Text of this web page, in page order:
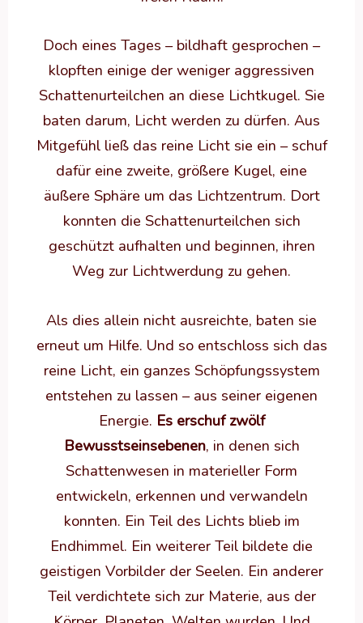
Doch eines Tages – bildhaft gesprochen –
klopften einige der weniger aggressiven
Schattenurteilchen an diese Lichtkugel. Sie
baten darum, Licht werden zu dürfen. Aus
Mitgefühl ließ das reine Licht sie ein – schuf
dafür eine zweite, größere Kugel, eine
äußere Sphäre um das Lichtzentrum. Dort
konnten die Schattenurteilchen sich
geschützt aufhalten und beginnen, ihren
Weg zur Lichtwerdung zu gehen.
Als dies allein nicht ausreichte, baten sie
erneut um Hilfe. Und so entschloss sich das
reine Licht, ein ganzes Schöpfungssystem
entstehen zu lassen – aus seiner eigenen
Energie. Es erschuf zwölf
Bewusstseinsebenen, in denen sich
Schattenwesen in materieller Form
entwickeln, erkennen und verwandeln
konnten. Ein Teil des Lichts blieb im
Endhimmel. Ein weiterer Teil bildete die
geistigen Vorbilder der Seelen. Ein anderer
Teil verdichtete sich zur Materie, aus der